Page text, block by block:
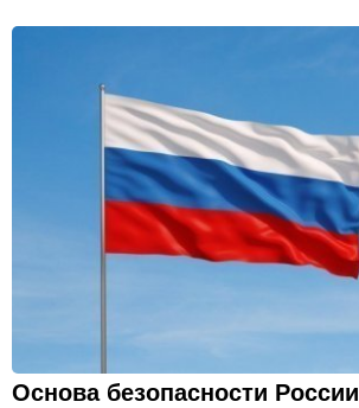
Основа безопасности России